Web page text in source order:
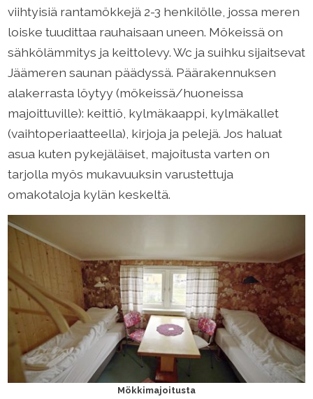
viihtyisiä rantamökkejä 2-3 henkilölle, jossa meren
loiske tuudittaa rauhaisaan uneen. Mökeissä on
sähkölämmitys ja keittolevy. Wc ja suihku sijaitsevat
Jäämeren saunan päädyssä. Päärakennuksen
alakerrasta löytyy (mökeissä/huoneissa
majoittuville): keittiö, kylmäkaappi, kylmäkallet
(vaihtoperiaatteella), kirjoja ja pelejä. Jos haluat
asua kuten pykejäläiset, majoitusta varten on
tarjolla myös mukavuuksin varustettuja
omakotaloja kylän keskeltä.
Mökkimajoitusta